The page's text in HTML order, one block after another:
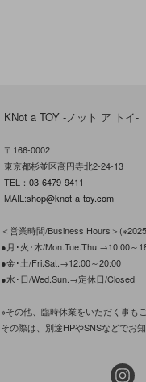
KNot a TOY -ノット ア トイ-
〒166-0002
東京都杉並区高円寺北2-24-13
TEL：03-6479-9411
MAIL:shop@knot-a-toy.com
＜営業時間/Business Hours＞
●月･火･木/Mon.Tue.Thu.→10:00～
●金･土/Fri.Sat.→12:00～20:00
●水･日/Wed.Sun.→定休日/Closed
※その他、臨時休業をいただく事もご
その際は、別途HPやSNSなどでお知